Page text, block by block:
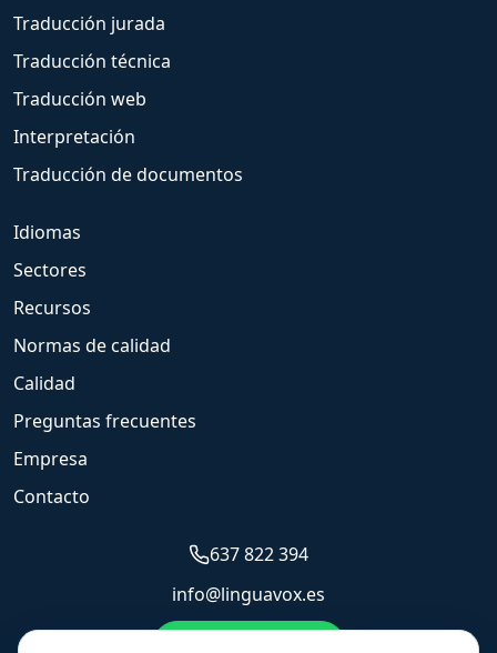
Traducción jurada
Traducción técnica
Traducción web
Interpretación
Traducción de documentos
Idiomas
Sectores
Recursos
Normas de calidad
Calidad
Preguntas frecuentes
Empresa
Contacto
637 822 394
info@linguavox.es